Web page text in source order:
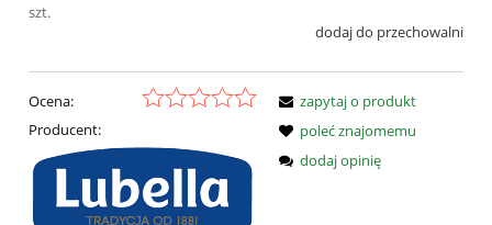
szt.
dodaj do przechowalni
Ocena:
Producent:
zapytaj o produkt
poleć znajomemu
dodaj opinię